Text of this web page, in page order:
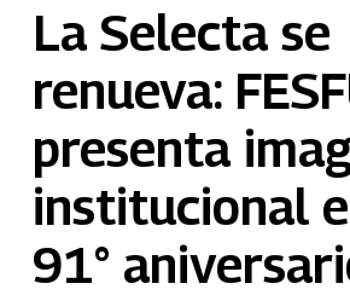
La Selecta se
renueva:
presenta
institucional
91°